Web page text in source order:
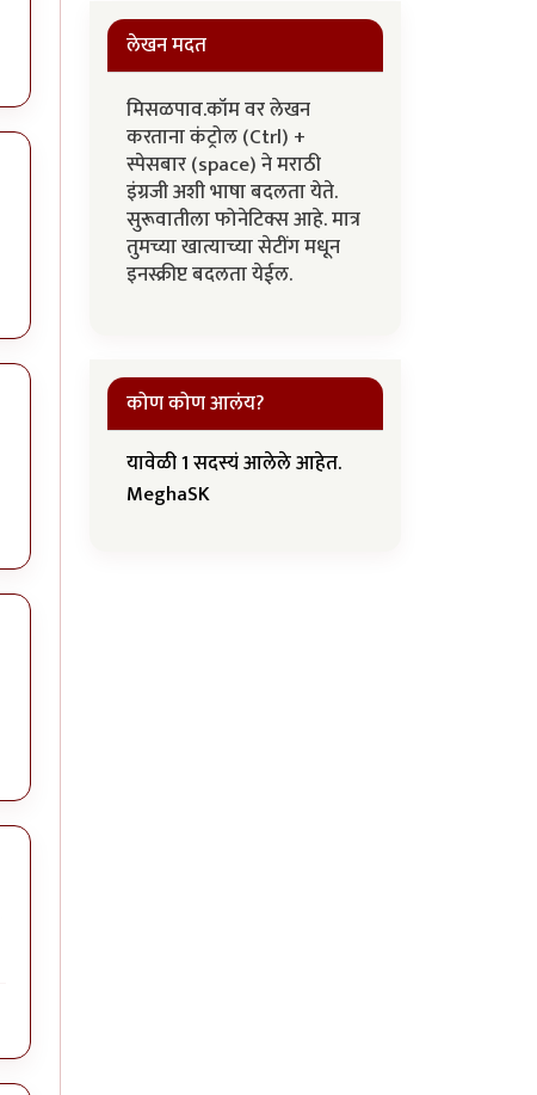
लेखन मदत
मिसळपाव.कॉम वर लेखन
करताना कंट्रोल (Ctrl) +
स्पेसबार (space) ने मराठी
इंग्रजी अशी भाषा बदलता येते.
सुरूवातीला फोनेटिक्स आहे. मात्र
तुमच्या खात्याच्या सेटींग मधून
इनस्क्रीप्ट बदलता येईल.
कोण कोण आलंय?
यावेळी 1 सदस्यं आलेले आहेत.
MeghaSK